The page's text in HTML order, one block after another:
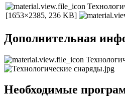
[1653×2385, 236 KB]
Дополнительная
Необходимые